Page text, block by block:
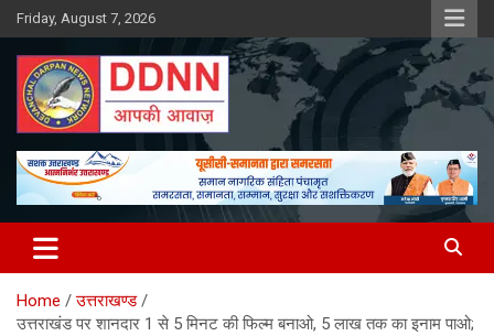
Skip
to
content
Friday, August 7, 2026
DDNN
Home
उत्तराखण्ड
उत्तराखंड पर शानदार 1 से 5 मिनट की फिल्म बनाओ, 5 लाख तक का इनाम पाओ;